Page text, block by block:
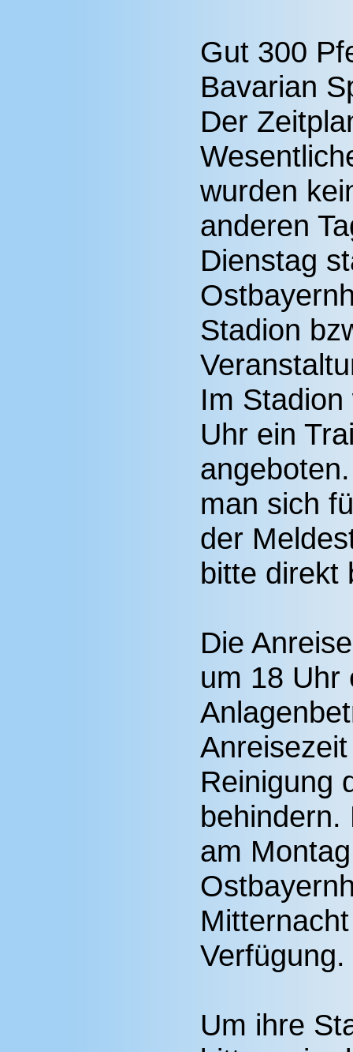
Gut 300
Bavarian
Der
wurden
anderen
Dienstag
Stadion
Im
Uhr ein
man sich
der
bitte direkt
Die
um 18 Uhr
Reinigung
behindern.
am
Verfügung.
Um ihre